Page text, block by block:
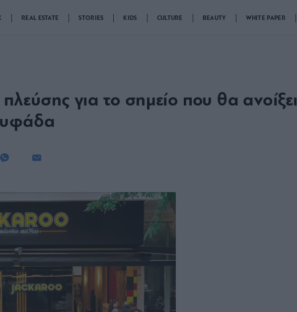
REAL ESTATE STORIES KIDS CULTURE BEAUTY WHITE PAPER
για το σημείο που θα ανοίξει